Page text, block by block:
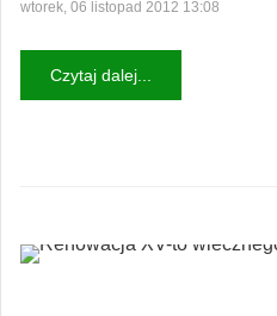
wtorek, 06 listopad 2012 13:08
Czytaj dalej...